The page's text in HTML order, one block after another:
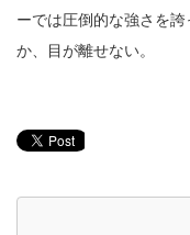
ーでは圧倒的な強さを
か、目が離せない。